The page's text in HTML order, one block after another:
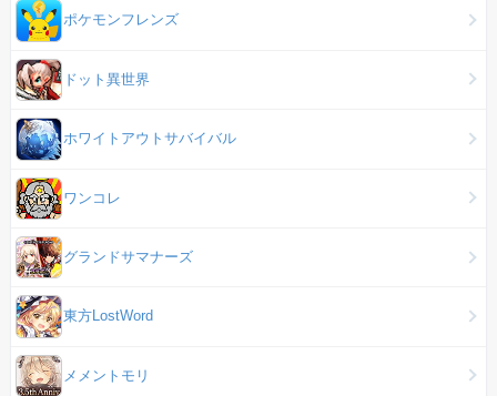
ポケモンフレンズ
ドット異世界
ホワイトアウトサバイバル
ワンコレ
グランドサマナーズ
東方LostWord
メメントモリ